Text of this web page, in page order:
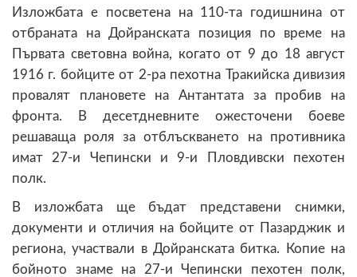
Изложбата е посветена на 110-та годишнина от
отбраната на Дойранската позиция по време на
Първата световна война, когато от 9 до 18 август
1916 г. бойците от 2-ра пехотна Тракийска дивизия
провалят плановете на Антантата за пробив на
фронта. В десетдневните ожесточени боеве
решаваща роля за отблъскването на противника
имат 27-и Чепински и 9-и Пловдивски пехотен
полк.
В изложбата ще бъдат представени снимки,
документи и отличия на бойците от Пазарджик и
региона, участвали в Дойранската битка. Копие на
бойното знаме на 27-и Чепински пехотен полк,